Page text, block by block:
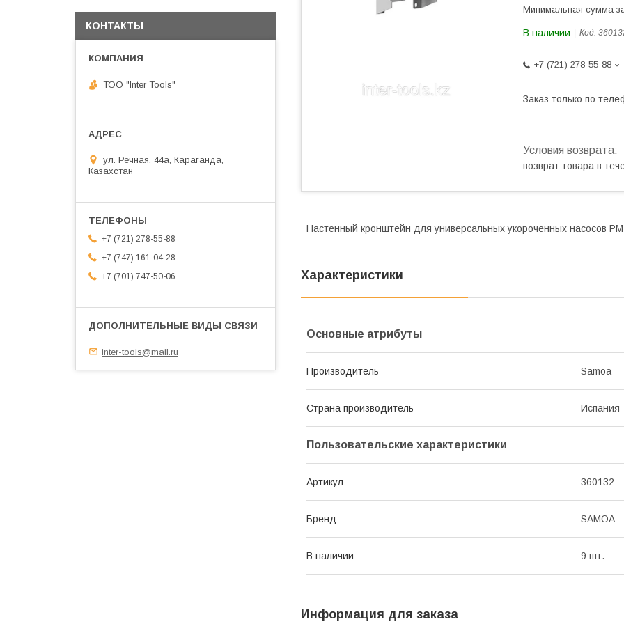
Минимальная сумма
В наличии Код:
+7 (721) 278-55-88
Заказ только по
возврат товара в
Настенный кронштейн для универсальных укороченных насосов
Характеристики
Основные атрибуты
Производитель Samoa
Страна производитель Испания
Пользовательские характеристики
Артикул 360132
Бренд SAMOA
В наличии: 9 шт.
Информация для заказа
КОНТАКТЫ
ТОО "Inter Tools"
ул. Речная, 44а, Караганда,
Казахстан
+7 (721) 278-55-88
+7 (747) 161-04-28
+7 (701) 747-50-06
inter-tools@mail.ru